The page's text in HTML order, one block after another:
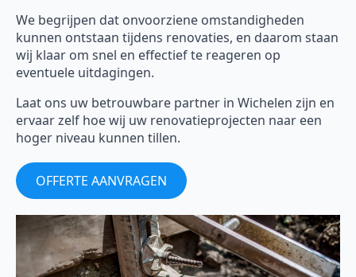
We begrijpen dat onvoorziene omstandigheden
kunnen ontstaan tijdens renovaties, en daarom staan
wij klaar om snel en effectief te reageren op
eventuele uitdagingen.
Laat ons uw betrouwbare partner in Wichelen zijn en
ervaar zelf hoe wij uw renovatieprojecten naar een
hoger niveau kunnen tillen.
OFFERTE AANVRAGEN